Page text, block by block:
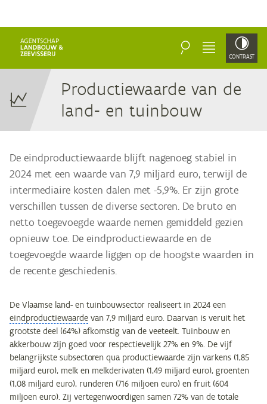
ZOEKEN MENU CONTRAST
Pro­duc­tie­waar­de van de
land- en tuinbouw
De eindproductiewaarde blijft nagenoeg stabiel in
2024 met een waarde van 7,9 miljard euro, terwijl de
intermediaire kosten dalen met -5,9%. Er zijn grote
verschillen tussen de diverse sectoren. De bruto en
netto toegevoegde waarde nemen gemiddeld gezien
opnieuw toe. De eindproductiewaarde en de
toegevoegde waarde liggen op de hoogste waarden in
de recente geschiedenis.
De Vlaamse land- en tuinbouwsector realiseert in 2024 een
eindproductiewaarde van 7,9 miljard euro. Daarvan is veruit het
grootste deel (64%) afkomstig van de veeteelt. Tuinbouw en
akkerbouw zijn goed voor respectievelijk 27% en 9%. De vijf
belangrijkste subsectoren qua productiewaarde zijn varkens (1,85
miljard euro), melk en melkderivaten (1,49 miljard euro), groenten
(1,08 miljard euro), runderen (716 miljoen euro) en fruit (604
miljoen euro). Zij vertegenwoordigen samen 72% van de totale